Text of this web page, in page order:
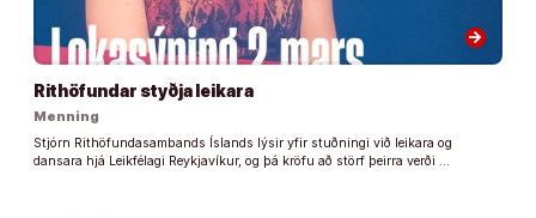
arrow_forward
Rithöfundar styðja leikara
Menning
Stjórn Rithöfundasambands Íslands lýsir yfir stuðningi við leikara og
dansara hjá Leikfélagi Reykjavíkur, og þá kröfu að störf þeirra verði …